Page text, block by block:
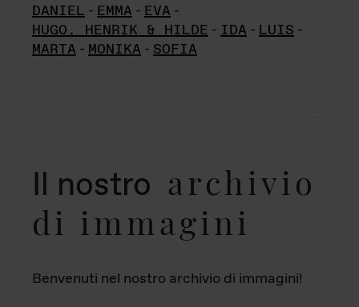
DANIEL - EMMA - EVA -
HUGO, HENRIK & HILDE - IDA - LUIS -
MARTA - MONIKA - SOFIA
Il nostro archivio
di immagini
Benvenuti nel nostro archivio di immagini!